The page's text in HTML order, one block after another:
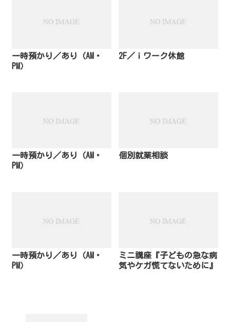
一時預かり／あり（AM・
PM）
2F／ｉワーク休館
一時預かり／あり（AM・
PM）
個別就業相談
一時預かり／あり（AM・
PM）
ミニ講座『子どもの急な病
気やケガ慌てないために』